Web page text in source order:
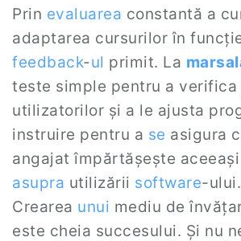
Prin evaluarea constantă a
adaptarea cursurilor în
feedback-ul primit. La
teste simple pentru a verifica
utilizatorilor și a le ajusta
instruire pentru a se asigura
angajat împărtășește
asupra utilizării software-ului.
Crearea unui mediu de
este cheia succesului. Și nu